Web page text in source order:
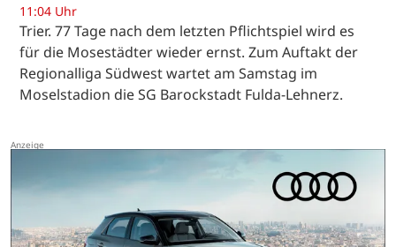
11:04 Uhr
Trier. 77 Tage nach dem letzten Pflichtspiel wird es
für die Mosestädter wieder ernst. Zum Auftakt der
Regionalliga Südwest wartet am Samstag im
Moselstadion die SG Barockstadt Fulda-Lehnerz.